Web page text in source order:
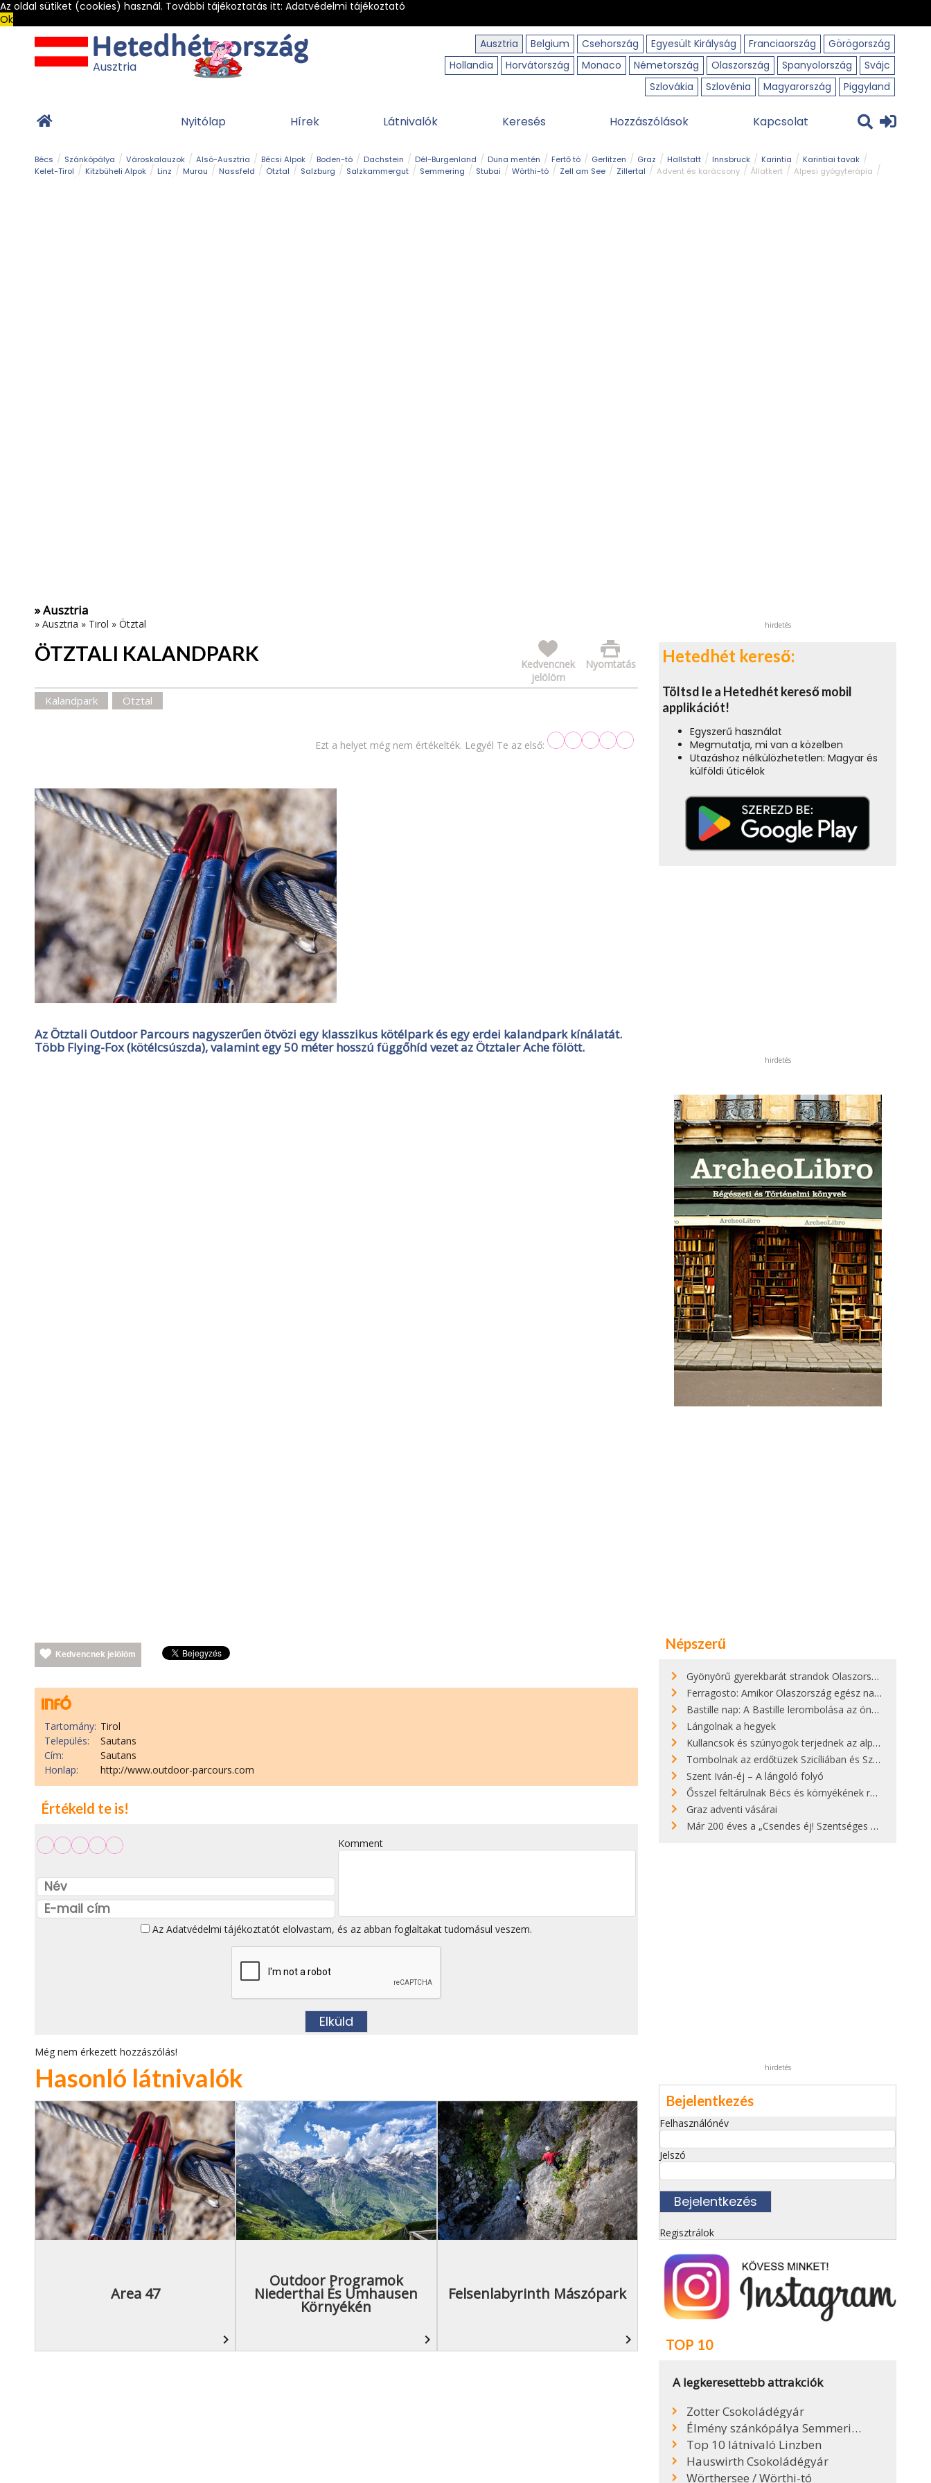
Az oldal sütiket (cookies) használ. További tájékoztatás itt: Adatvédelmi tájékoztató
Ok
Ausztria
Belgium Csehország Egyesült Királyság Franciaország
Görögország
Hollandia
Horvátország Monaco Németország Olaszország Spanyolország
Svájc
Szlovákia
Szlovénia Magyarország Piggyland
Ausztria
Nyitólap Hírek Látnivalók Keresés Hozzászólások Kapcsolat
Bécs Szánkópálya Városkalauzok Alsó-Ausztria Bécsi Alpok Boden-tó Dachstein Dél-Burgenland Duna mentén Fertő tó Gerlitzen Graz Hallstatt Innsbruck Karintia
Karintiai tavak
Kelet-Tirol
Kitzbüheli Alpok Linz Murau Nassfeld Ötztal Salzburg Salzkammergut Semmering Stubai Wörthi-tó Zell am See Zillertal Advent és karácsony Állatkert
Alpesi gyógyterápia
» Ausztria
» Ausztria » Tirol » Ötztal
ÖTZTALI KALANDPARK Nyomtatás
Kedvencnek
jelölöm
Kalandpark Ötztal
Ezt a helyet még nem értékelték. Legyél Te az első:
Az Ötztali Outdoor Parcours nagyszerűen ötvözi egy klasszikus kötélpark és egy erdei kalandpark kínálatát.
Több Flying-Fox (kötélcsúszda), valamint egy 50 méter hosszú függőhíd vezet az Ötztaler Ache fölött.
Kedvencnek jelölöm
Tartomány: Tirol
Település:
Sautans
Cím:
Sautans
Honlap:
http://www.outdoor-parcours.com
Értékeld te is!
Komment
Az Adatvédelmi tájékoztatót elolvastam, és az abban foglaltakat tudomásul veszem.
Még nem érkezett hozzászólás!
Hasonló látnivalók
Area 47
navigate_next
Outdoor Programok
Niederthai És Umhausen
Környékén
navigate_next
Felsenlabyrinth Mászópark
navigate_next
hirdetés
Hetedhét kereső:
Töltsd le a Hetedhét kereső mobil
applikációt!
Egyszerű használat
Megmutatja, mi van a közelben
Utazáshoz nélkülözhetetlen: Magyar és
külföldi úticélok
hirdetés
Népszerű
Gyönyörű gyerekbarát strandok Olaszországban - megmutatjuk a 15 legjobbat
Ferragosto: Amikor Olaszország egész nap nyaral
Bastille nap: A Bastille lerombolása az önkényuralom végét jelentette
Lángolnak a hegyek
Kullancsok és szúnyogok terjednek az alpesi legelőkön
Tombolnak az erdőtüzek Szicíliában és Szardínián
Szent Iván-éj – A lángoló folyó
Ősszel feltárulnak Bécs és környékének rendkívüli építészeti kincsei
Graz adventi vásárai
Már 200 éves a „Csendes éj! Szentséges éj!”
hirdetés
Bejelentkezés
Felhasználónév
Jelszó
Regisztrálok
TOP 10
A legkeresettebb attrakciók
Zotter Csokoládégyár
Élmény szánkópálya Semmeringen
Top 10 látnivaló Linzben
Hauswirth Csokoládégyár
Wörthersee / Wörthi-tó